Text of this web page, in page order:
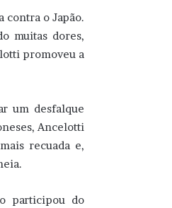
o Japão.
muitas dores,
promoveu a
um desfalque
Ancelotti
recuada e,
participou do